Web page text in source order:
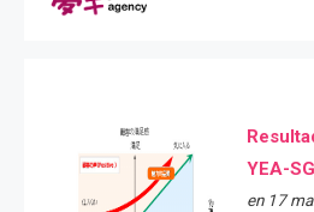
YEA-
en 17